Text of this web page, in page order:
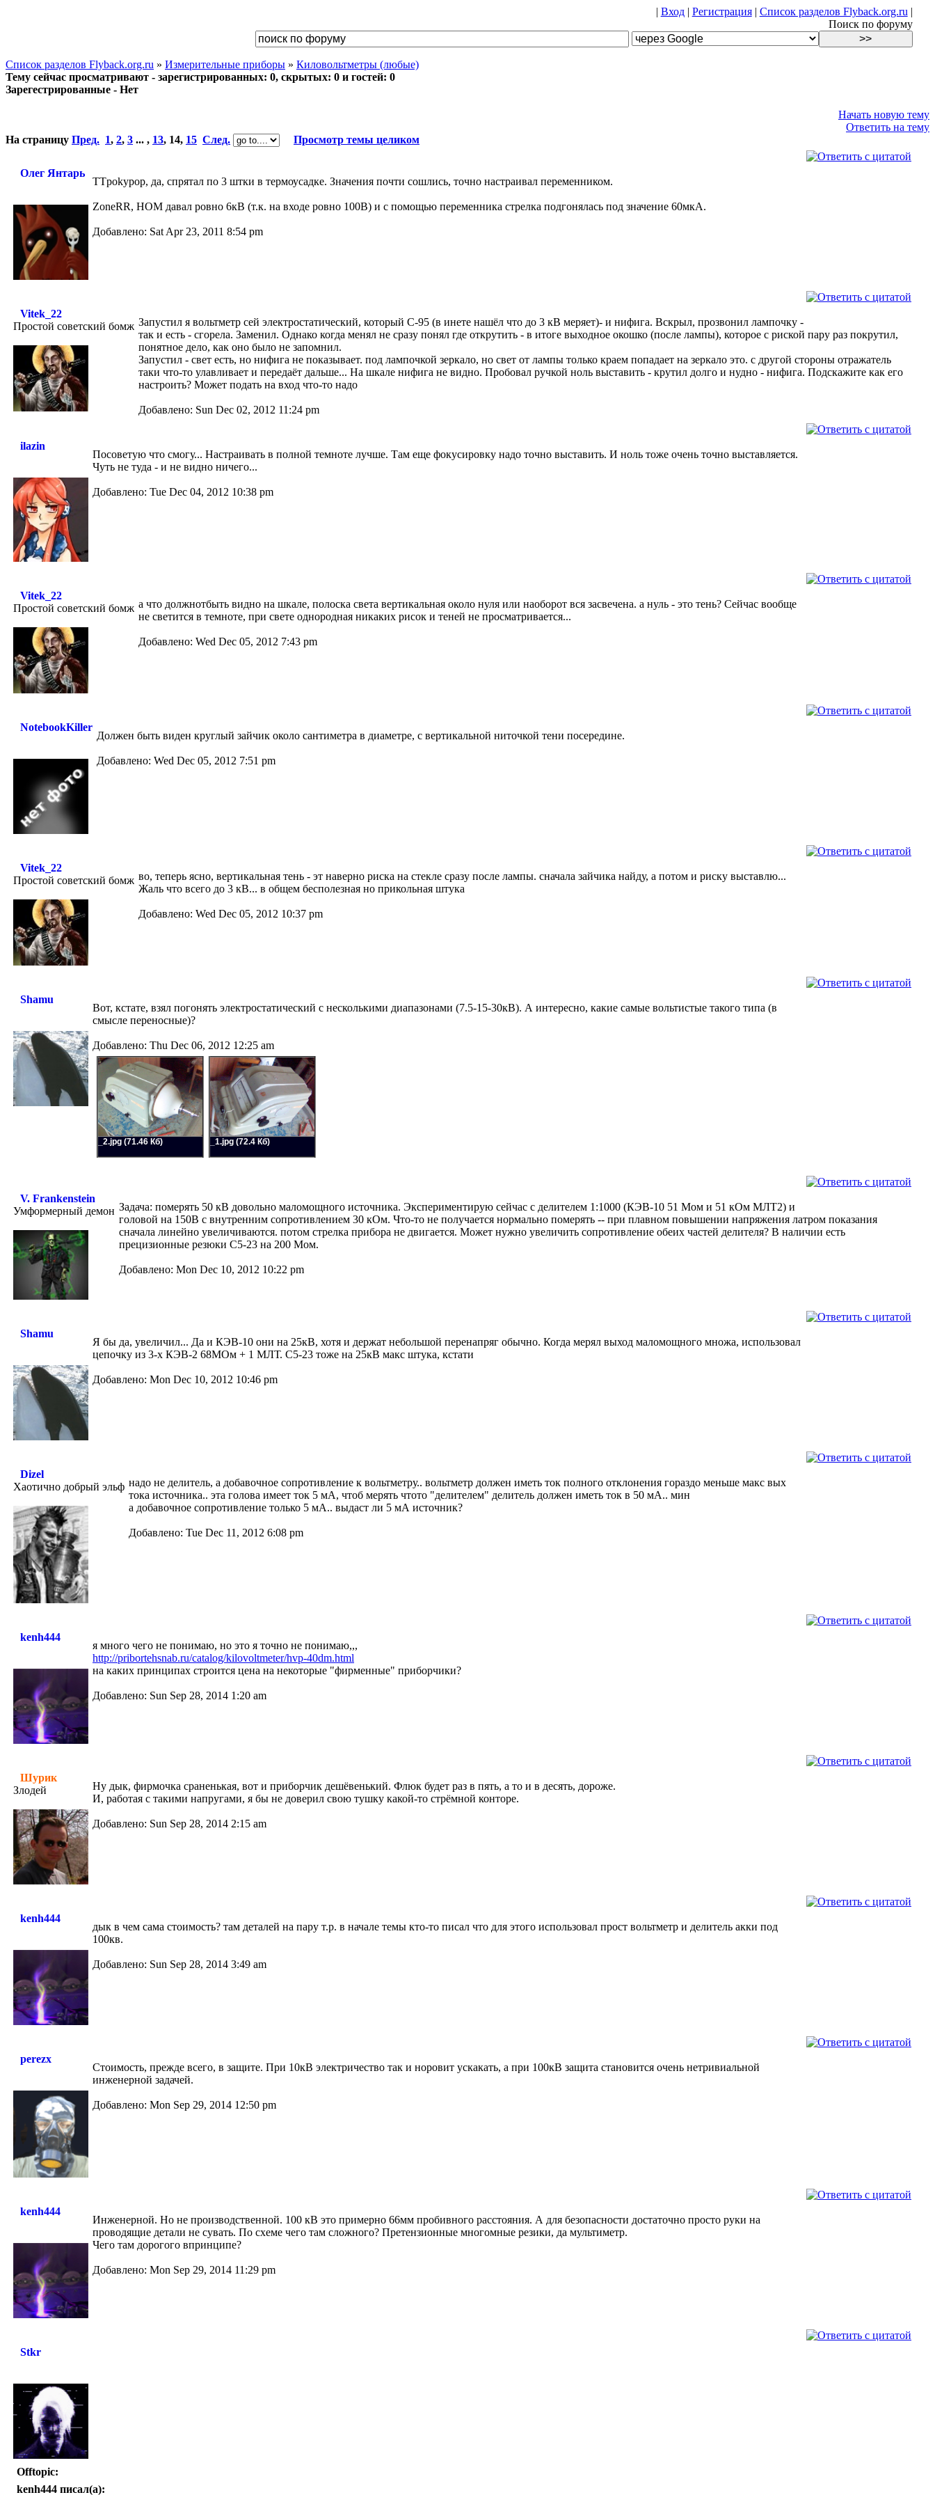
| Вход| Регистрация| Список разделов Flyback.org.ru |
Поиск по форуму
Список разделов Flyback.org.ru » Измерительные приборы » Киловольтметры (любые)
Тему сейчас просматривают - зарегистрированных: 0, скрытых: 0 и гостей: 0
Зарегестрированные - Нет
Начать новую тему
Ответить на тему
На страницу Пред. 1, 2, 3 ... , 13, 14, 15 След. Просмотр темы целиком
Олег Янтарь
TTpokypop, да, спрятал по 3 штки в термоусадке. Значения почти сошлись, точно настраивал переменником.
ZoneRR, НОМ давал ровно 6кВ (т.к. на входе ровно 100В) и с помощью переменника стрелка подгонялась под значение 60мкА.
Добавлено: Sat Apr 23, 2011 8:54 pm
Vitek_22
Простой советский бомж Запустил я вольтметр сей электростатический, который С-95 (в инете нашёл что до 3 кВ меряет)- и нифига. Вскрыл, прозвонил лампочку -
так и есть - сгорела. Заменил. Однако когда менял не сразу понял где открутить - в итоге выходное окошко (после лампы), которое с риской пару раз покрутил,
понятное дело, как оно было не запомнил.
Запустил - свет есть, но нифига не показывает. под лампочкой зеркало, но свет от лампы только краем попадает на зеркало это. с другой стороны отражатель
таки что-то улавливает и передаёт дальше... На шкале нифига не видно. Пробовал ручкой ноль выставить - крутил долго и нудно - нифига. Подскажите как его
настроить? Может подать на вход что-то надо
Добавлено: Sun Dec 02, 2012 11:24 pm
ilazin
Посоветую что смогу... Настраивать в полной темноте лучше. Там еще фокусировку надо точно выставить. И ноль тоже очень точно выставляется.
Чуть не туда - и не видно ничего...
Добавлено: Tue Dec 04, 2012 10:38 pm
Vitek_22
Простой советский бомж а что должнотбыть видно на шкале, полоска света вертикальная около нуля или наоборот вся засвечена. а нуль - это тень? Сейчас вообще
не светится в темноте, при свете однородная никаких рисок и теней не просматривается...
Добавлено: Wed Dec 05, 2012 7:43 pm
NotebookKiller
Должен быть виден круглый зайчик около сантиметра в диаметре, с вертикальной ниточкой тени посередине.
Добавлено: Wed Dec 05, 2012 7:51 pm
Vitek_22
Простой советский бомж во, теперь ясно, вертикальная тень - эт наверно риска на стекле сразу после лампы. сначала зайчика найду, а потом и риску выставлю...
Жаль что всего до 3 кВ... в общем бесполезная но прикольная штука
Добавлено: Wed Dec 05, 2012 10:37 pm
Shamu
Вот, кстате, взял погонять электростатический с несколькими диапазонами (7.5-15-30кВ). А интересно, какие самые вольтистые такого типа (в
смысле переносные)?
Добавлено: Thu Dec 06, 2012 12:25 am
_2.jpg (71.46 Кб) _1.jpg (72.4 Кб)
V. Frankenstein
Умформерный демон Задача: померять 50 кВ довольно маломощного источника. Экспериментирую сейчас с делителем 1:1000 (КЭВ-10 51 Мом и 51 кОм МЛТ2) и
головой на 150В с внутренним сопротивлением 30 кОм. Что-то не получается нормально померять -- при плавном повышении напряжения латром показания
сначала линейно увеличиваются. потом стрелка прибора не двигается. Может нужно увеличить сопротивление обеих частей делителя? В наличии есть
прецизионные резюки С5-23 на 200 Мом.
Добавлено: Mon Dec 10, 2012 10:22 pm
Shamu
Я бы да, увеличил... Да и КЭВ-10 они на 25кВ, хотя и держат небольшой перенапряг обычно. Когда мерял выход маломощного множа, использовал
цепочку из 3-х КЭВ-2 68МОм + 1 МЛТ. С5-23 тоже на 25кВ макс штука, кстати
Добавлено: Mon Dec 10, 2012 10:46 pm
Dizel
Хаотично добрый эльф надо не делитель, а добавочное сопротивление к вольтметру.. вольтметр должен иметь ток полного отклонения гораздо меньше макс вых
тока источника.. эта голова имеет ток 5 мА, чтоб мерять чтото "делителем" делитель должен иметь ток в 50 мА.. мин
а добавочное сопротивление только 5 мА.. выдаст ли 5 мА источник?
Добавлено: Tue Dec 11, 2012 6:08 pm
kenh444
я много чего не понимаю, но это я точно не понимаю,,,
http://pribortehsnab.ru/catalog/kilovoltmeter/hvp-40dm.html
на каких принципах строится цена на некоторые "фирменные" приборчики?
Добавлено: Sun Sep 28, 2014 1:20 am
Шурик
Злодей
Ну дык, фирмочка сраненькая, вот и приборчик дешёвенький. Флюк будет раз в пять, а то и в десять, дороже.
И, работая с такими напругами, я бы не доверил свою тушку какой-то стрёмной конторе.
Добавлено: Sun Sep 28, 2014 2:15 am
kenh444
дык в чем сама стоимость? там деталей на пару т.р. в начале темы кто-то писал что для этого использовал прост вольтметр и делитель акки под
100кв.
Добавлено: Sun Sep 28, 2014 3:49 am
perezx
Стоимость, прежде всего, в защите. При 10кВ электричество так и норовит ускакать, а при 100кВ защита становится очень нетривиальной
инженерной задачей.
Добавлено: Mon Sep 29, 2014 12:50 pm
kenh444
Инженерной. Но не производственной. 100 кВ это примерно 66мм пробивного расстояния. А для безопасности достаточно просто руки на
проводящие детали не сувать. По схеме чего там сложного? Претензионные многомные резики, да мультиметр.
Чего там дорогого впринципе?
Добавлено: Mon Sep 29, 2014 11:29 pm
Stkr
Offtopic:
kenh444 писал(а):